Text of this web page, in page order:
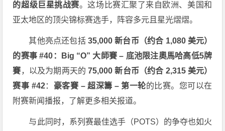
的超级巨星挑战赛。这场比赛汇聚了来自欧洲、美国和
亚太地区的顶尖锦标赛选手，阵容多元且星光熠熠。
其他亮点还包括 35,000 新台币（约合 1,080 美元）
的赛事 #40：Big “O” 大師賽 – 底池限注奧馬哈高低5牌
賽，以及为期两天的 75,000 新台币（约合 2,315 美元）
赛事 #42： 豪客賽 – 超深籌 – 第一轮的比赛。您可以在
附赛新闻播报，了解更多相关报道。
与此同时，系列赛最佳选手（POTS）的争夺也如火